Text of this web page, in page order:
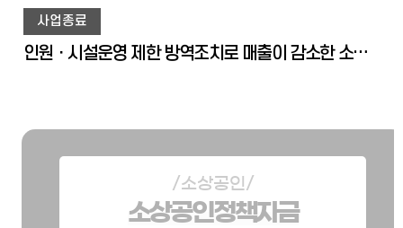
사업종료
인원ㆍ시설운영 제한 방역조치로 매출이 감소한 소상공인에게 특별융자를 지원합니다.br /* 희망대출플러스, 희망플러스특례보증을 지원받은 경우, 지원불가합니다.
/소상공인/
소상공인정책자금